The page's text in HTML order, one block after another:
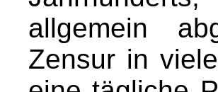
allgemein
Zensur in